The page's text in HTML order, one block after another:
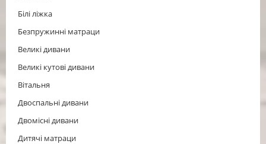
Білі ліжка
Безпружинні матраци
Великі дивани
Великі кутові дивани
Вітальня
Двоспальні дивани
Двомісні дивани
Дитячі матраци